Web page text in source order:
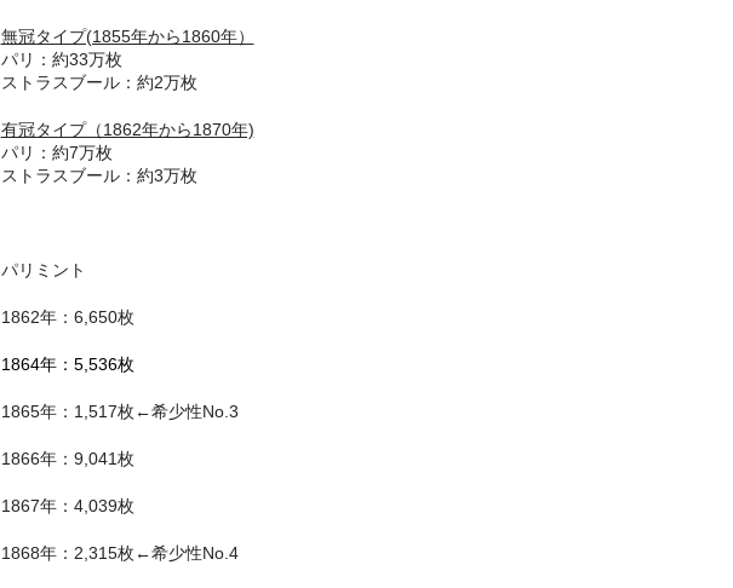
無冠タイプ(1855年から1860年）
パリ：約33万枚
ストラスブール：約2万枚
有冠タイプ（1862年から1870年)
パリ：約7万枚
ストラスブール：約3万枚
パリミント
1862年：6,650枚
1864年：5,536枚
1865年：1,517枚←希少性No.3
1866年：9,041枚
1867年：4,039枚
1868年：2,315枚←希少性No.4